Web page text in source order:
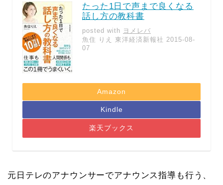
たった1日で声まで良くなる
話し方の教科書
posted with ヨメレバ
魚住 りえ 東洋経済新報社 2015-08-
07
Amazon
Kindle
楽天ブックス
元日テレのアナウンサーでアナウンス指導も行う、